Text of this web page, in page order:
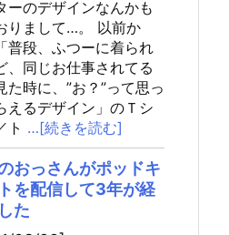
ーのデザインなんかも
りまして…。 以前か
普段、ふつーに着られ
、同じお仕事されてる
た時に、”お？”って思っ
えるデザイン」のＴシ
ト …[続きを読む]
おっさんがポッドキ
を配信して3年が経
た